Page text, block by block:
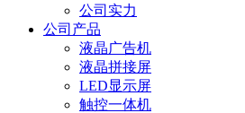
公司实力
公司产品
液晶广告机
液晶拼接屏
LED显示屏
触控一体机